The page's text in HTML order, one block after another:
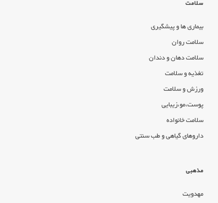
سلامت
بیماری ها و پیشگیری
سلامت روان
سلامت دهان و دندان
تغذیه و سلامت
ورزش و سلامت
پوست،مو،زیبایی
سلامت خانواده
داروهای گیاهی و طب سنتی
مذهبی
مهدویت